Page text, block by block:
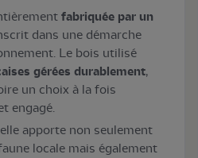
fabriquée par un
dans une démarche
Le bois utilisé
gérées durablement,
un choix à la fois
engagé.
apporte non seulement
locale mais également